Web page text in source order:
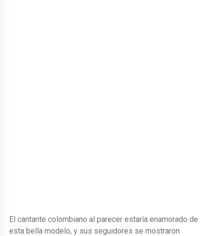
El cantante colombiano al parecer estaría enamorado de
esta bella modelo, y sus seguidores se mostraron